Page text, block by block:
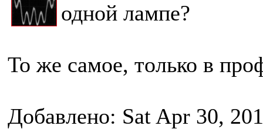
одной лампе?
То же самое, только в
Добавлено: Sat Apr 30,